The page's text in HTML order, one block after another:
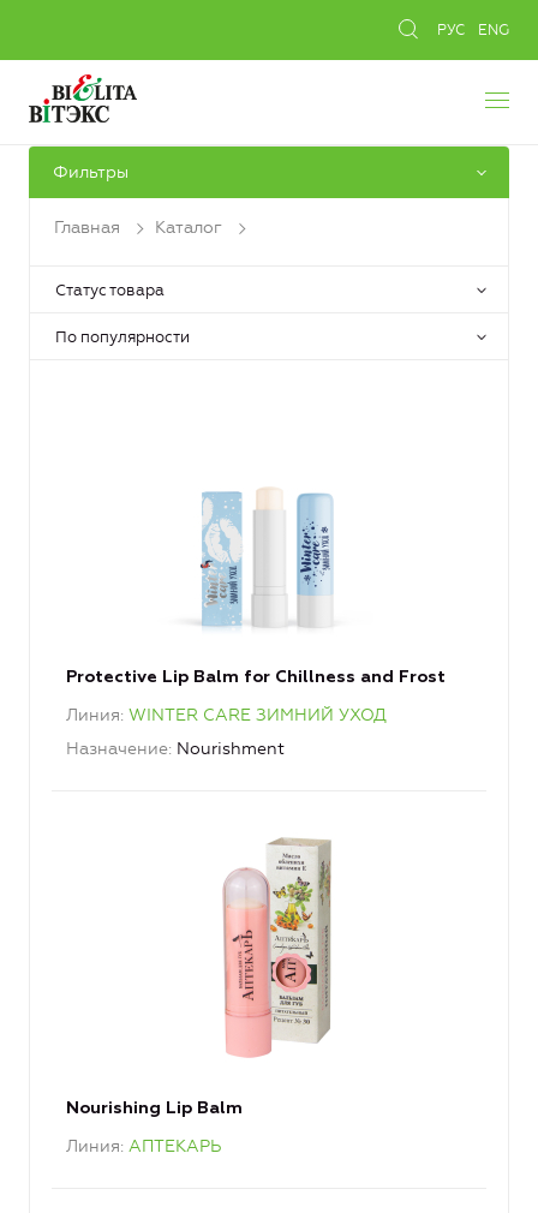
РУС ENG
Фильтры
Главная Каталог
Статус товара
По популярности
Protective Lip Balm for Chillness and Frost
Линия WINTER CARE ЗИМНИЙ УХОД
Назначение Nourishment
Nourishing Lip Balm
Линия АПТЕКАРЬ